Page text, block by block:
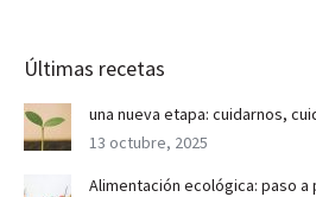
Últimas recetas
una nueva etapa: cuidarnos,
13 octubre, 2025
Alimentación ecológica: paso a